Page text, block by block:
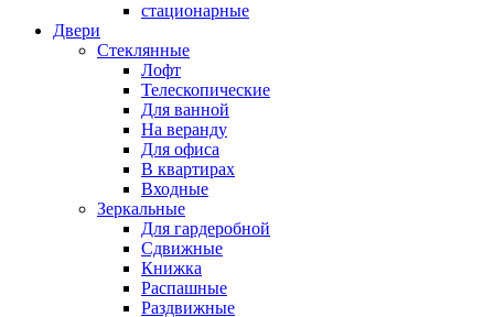
стационарные
Двери
Стеклянные
Лофт
Телескопические
Для ванной
На веранду
Для офиса
В квартирах
Входные
Зеркальные
Для гардеробной
Сдвижные
Книжка
Распашные
Раздвижные